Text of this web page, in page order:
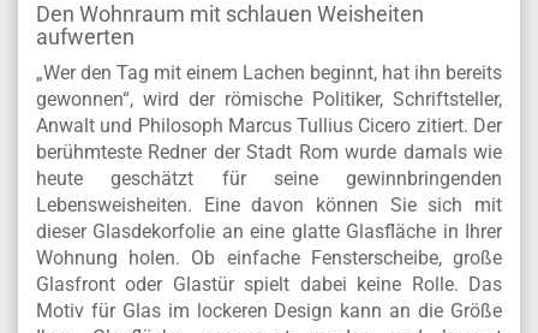
Den Wohnraum mit schlauen Weisheiten
aufwerten
„Wer den Tag mit einem Lachen beginnt, hat ihn bereits
gewonnen“, wird der römische Politiker, Schriftsteller,
Anwalt und Philosoph Marcus Tullius Cicero zitiert. Der
berühmteste Redner der Stadt Rom wurde damals wie
heute geschätzt für seine gewinnbringenden
Lebensweisheiten. Eine davon können Sie sich mit
dieser Glasdekorfolie an eine glatte Glasfläche in Ihrer
Wohnung holen. Ob einfache Fensterscheibe, große
Glasfront oder Glastür spielt dabei keine Rolle. Das
Motiv für Glas im lockeren Design kann an die Größe